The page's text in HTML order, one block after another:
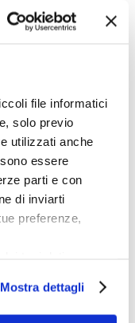
file informatici
solo previo
utilizzati anche
essere
parti e con
di inviarti
preferenze,
prendere visione
Mostra dettagli
al Novecento.
ai grandi artisti del passato
maestri d'arte, conoscere
la loro esistenza.